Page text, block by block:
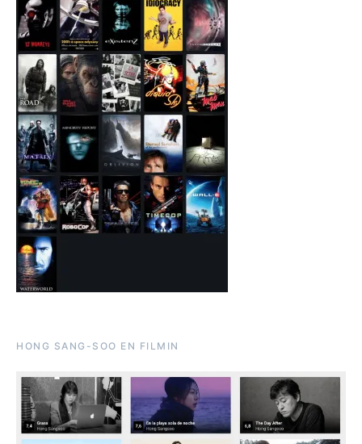
HONG SANG-SOO EN FILMIN